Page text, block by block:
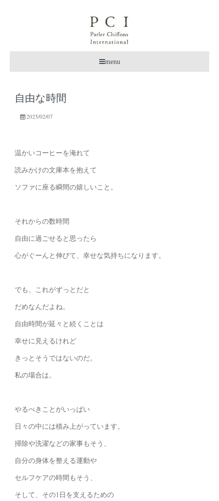
menu
自由な時間
2025/02/07
温かいコーヒーを淹れて
読みかけの文庫本を抱えて
ソファに座る瞬間の嬉しいこと。
それからの数時間
自由に過ごせると思ったら
心がぐーんと伸びて、幸せな気持ちになります。
でも、これがずっとだと
だめなんだよね。
自由時間が延々と続くことは
幸せに見えるけれど
きっとそうではないのだ。
私の場合は。
やるべきことがいっぱい
日々の中には積み上がっています。
掃除や洗濯などの家事もそう、
自分の身体を整える運動や
セルフケアの時間もそう、
そして、その1日を支えるための